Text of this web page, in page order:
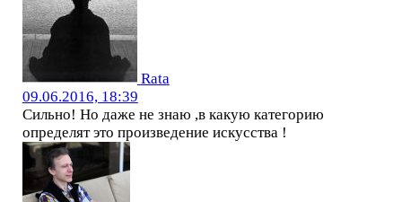
Rata
09.06.2016, 18:39
Сильно! Но даже не знаю ,в какую категорию
определят это произведение искусства !